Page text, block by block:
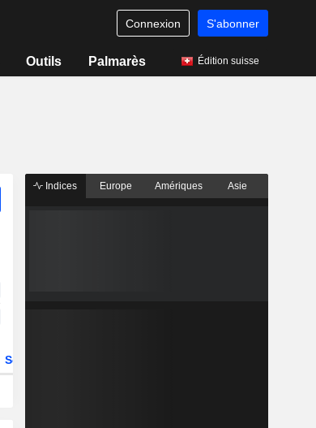
Connexion S'abonner
Outils Palmarès Édition suisse
Secteur
Indices Europe Amériques Asie